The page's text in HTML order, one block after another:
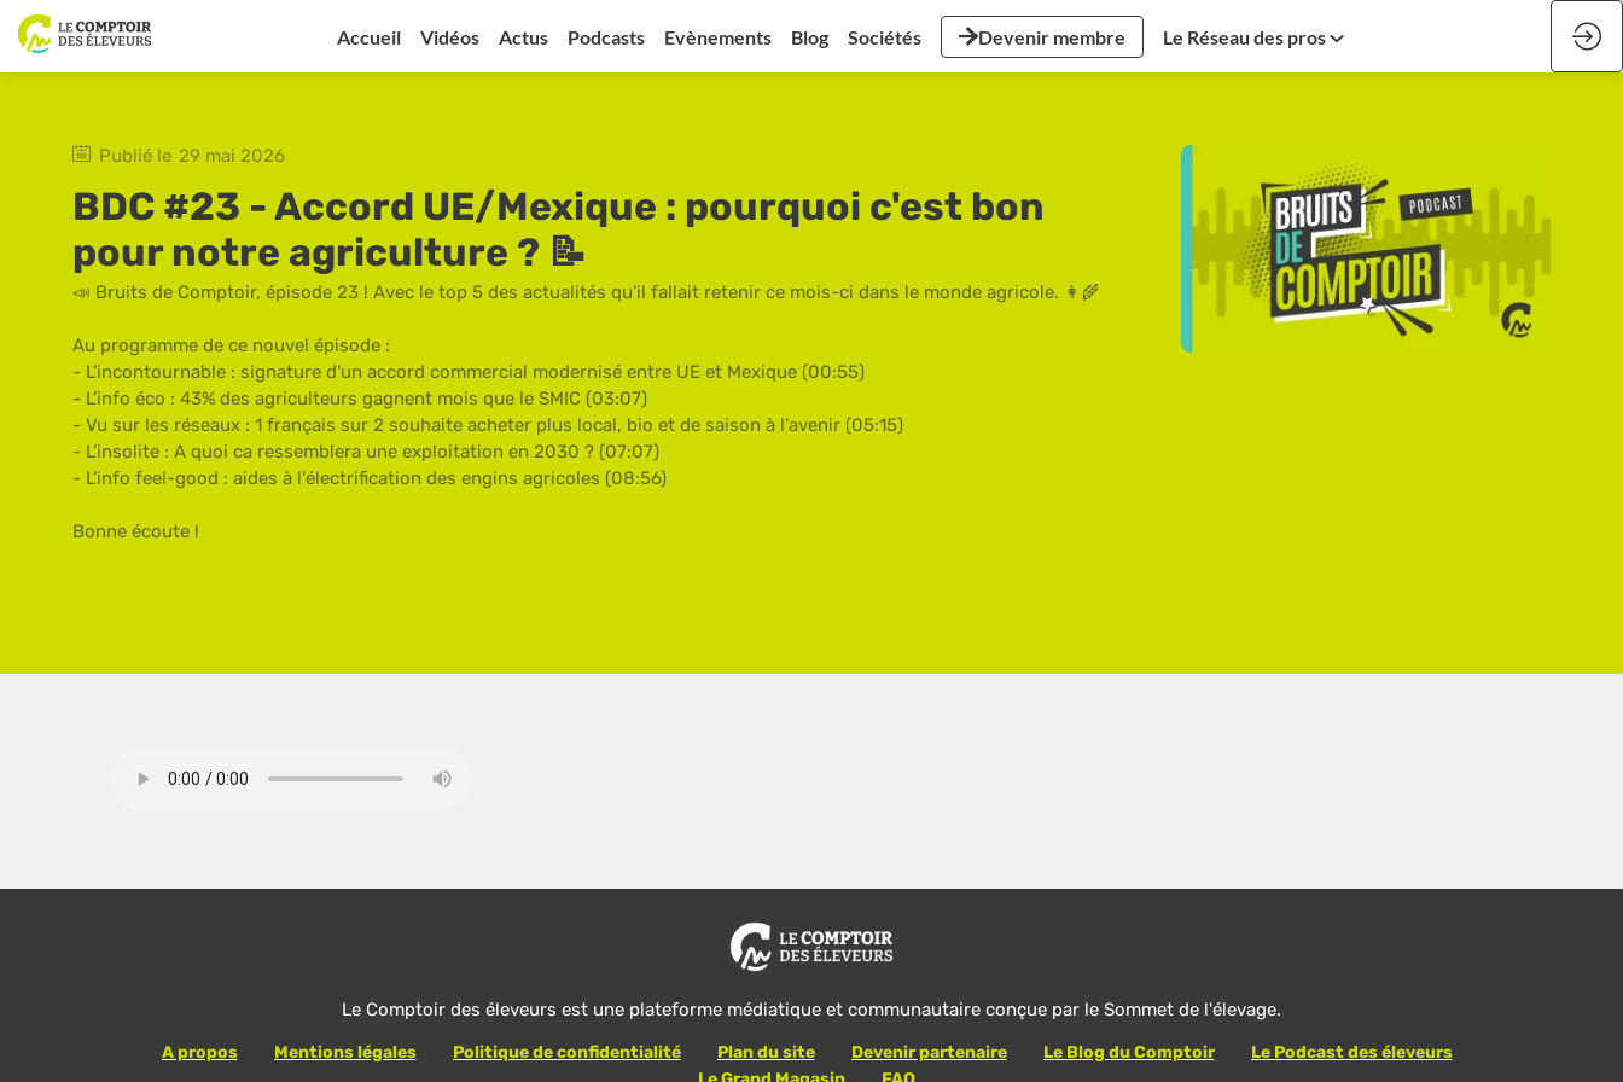
Accueil Vidéos Actus Podcasts Evènements Blog Sociétés Devenir membre Le Réseau des pros
Publié le 29 mai 2026
BDC #23 - Accord UE/Mexique : pourquoi c'est bon
pour notre agriculture ? 📝
📣 Bruits de Comptoir, épisode 23 ! Avec le top 5 des actualités qu’il fallait retenir ce mois-ci dans le monde agricole. 👩‍🌾
Au programme de ce nouvel épisode :
- L’incontournable : signature d'un accord commercial modernisé entre UE et Mexique (00:55)
- L’info éco : 43% des agriculteurs gagnent mois que le SMIC (03:07)
- Vu sur les réseaux : 1 français sur 2 souhaite acheter plus local, bio et de saison à l'avenir (05:15)
- L’insolite : A quoi ca ressemblera une exploitation en 2030 ? (07:07)
- L’info feel-good : aides à l'électrification des engins agricoles (08:56)
Bonne écoute !
Le Comptoir des éleveurs est une plateforme médiatique et communautaire conçue par le Sommet de l'élevage.
A propos Mentions légales Politique de confidentialité Plan du site Devenir partenaire Le Blog du Comptoir
Le Podcast des éleveurs